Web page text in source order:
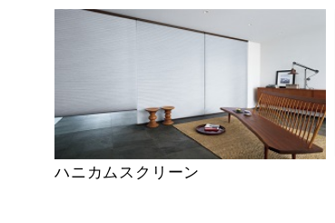
ハニカムスクリーン